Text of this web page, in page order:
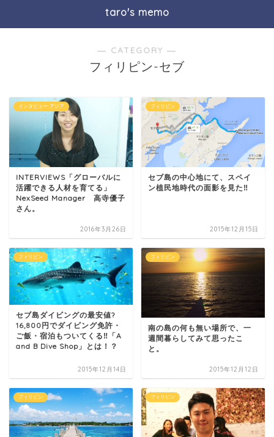
taro's memo
― CATEGORY ―
フィリピン-セブ
インタビュー-アジア
INTERVIEWS「グローバルに
活躍できる人材を育てる」
NexSeed Manager 高寺優子
さん。
2016年3月26日
フィリピン
セブ島の中心地にて、スペイ
ン植民地時代の面影を見た‼︎
2015年12月15日
フィリピン
セブ島ダイビングの最安値?
16,800円でダイビング免許・
ご飯・宿泊もついてくる‼︎「A
and B Dive Shop」とは！？
2015年12月14日
フィリピン
南の島の何も無い場所で、一
週間暮らしてみて思ったこ
と。
2015年12月12日
フィリピン フィリピン